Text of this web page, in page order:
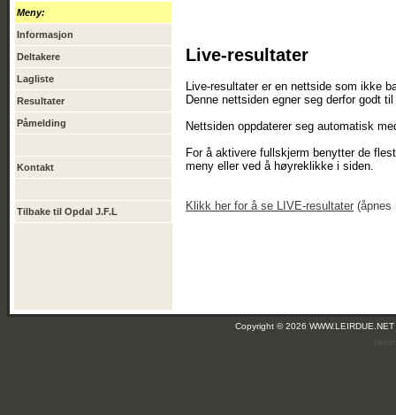
Meny:
Informasjon
Deltakere
Lagliste
Resultater
Påmelding
Kontakt
Tilbake til Opdal J.F.L
Live-resultater
Live-resultater er en nettside som ikke
Denne nettsiden egner seg derfor godt
Nettsiden oppdaterer seg automatisk
For å aktivere fullskjerm benytter de
meny eller ved å høyreklikke i siden.
Klikk her for å se LIVE-resultater (åpnes
Copyright © 2026